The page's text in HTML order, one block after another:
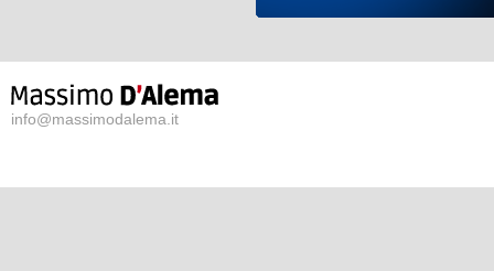
info@massimodalema.it